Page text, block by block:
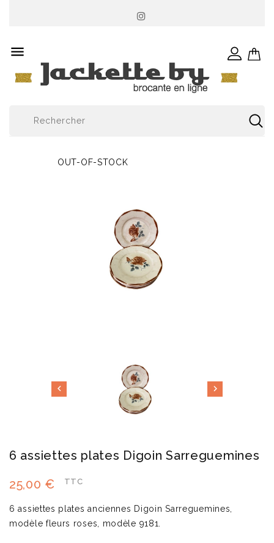

OUT-OF-STOCK
 
6 assiettes plates Digoin Sarreguemines
25,00 €
TTC
6 assiettes plates anciennes Digoin Sarreguemines,
modèle fleurs roses, modèle 9181.